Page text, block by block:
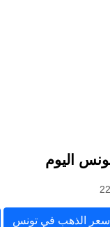
سعر الذهب في تونس